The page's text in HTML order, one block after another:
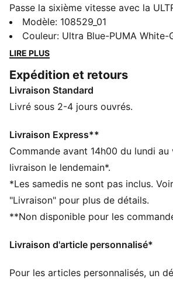
Passe la sixième vitesse avec la
dotée d'une nouvelle tige en mesh.
stabilise le pied lors des
rapides, et la semelle extérieure en
pour une foulée optimale sur les
dures et le gazon synthétique (2G).
ULTRA sous toutes les coutures.
La tige des chaussures est composée
de matériaux recyclés
DÉTAILS
Semelle extérieure en caoutchouc à
semelle intermédiaire en EVA
Fermeture : Sans lacets
chaussure pour te permettre des
Talon : Talon plat
Modèle: 108529_01
Couleur: Ultra Blue-PUMA White-
LIRE PLUS
Expédition et retours
Livraison Standard
Livré sous 2-4 jours ouvrés.
Livraison Express**
Commande avant 14h00 du lundi
livraison le lendemain*.
*Les samedis ne sont pas inclus.
"Livraison" pour plus de détails.
**Non disponible pour les
Livraison d'article personnalisé*
Pour les articles personnalisés, un